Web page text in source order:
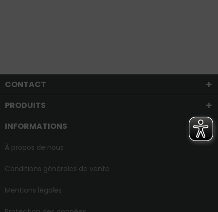
CONTACT
PRODUITS
INFORMATIONS
À propos de nous
Conditions générales de vente
Mentions légales